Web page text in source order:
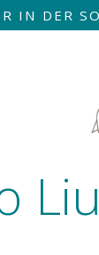
IN DER